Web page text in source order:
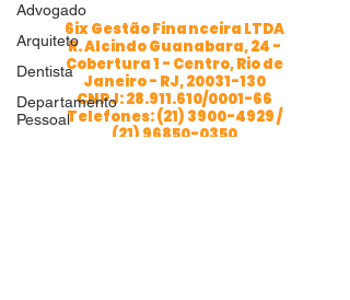
Advogado
Arquiteto
Dentista
Departamento
Pessoal
6ix Gestão Financeira LTDA
R. Alcindo Guanabara, 24 -
Cobertura 1 - Centro, Rio de
Janeiro - RJ,20031-130
CNPJ: 28.911.610/0001-66
Telefones: (21) 3900-4929 /
(21) 96850-0350